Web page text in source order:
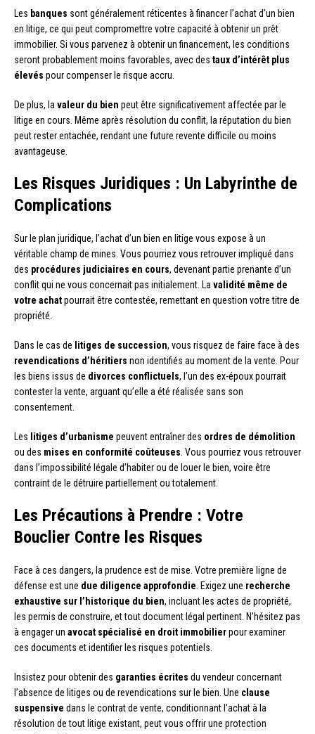
Les banques sont généralement réticentes à financer l’achat d’un bien
en litige, ce qui peut compromettre votre capacité à obtenir un prêt
immobilier. Si vous parvenez à obtenir un financement, les conditions
seront probablement moins favorables, avec des taux d’intérêt plus
élevés pour compenser le risque accru.
De plus, la valeur du bien peut être significativement affectée par le
litige en cours. Même après résolution du conflit, la réputation du bien
peut rester entachée, rendant une future revente difficile ou moins
avantageuse.
Les Risques Juridiques : Un Labyrinthe de
Complications
Sur le plan juridique, l’achat d’un bien en litige vous expose à un
véritable champ de mines. Vous pourriez vous retrouver impliqué dans
des procédures judiciaires en cours, devenant partie prenante d’un
conflit qui ne vous concernait pas initialement. La validité même de
votre achatpourrait être contestée, remettant en question votre titre de
propriété.
Dans le cas de litiges de succession, vous risquez de faire face à des
revendications d’héritiers non identifiés au moment de la vente. Pour
les biens issus de divorces conflictuels, l’un des ex-époux pourrait
contester la vente, arguant qu’elle a été réalisée sans son
consentement.
Les litiges d’urbanisme peuvent entraîner des ordres de démolition
ou des mises en conformité coûteuses . Vous pourriez vous retrouver
dans l’impossibilité légale d’habiter ou de louer le bien, voire être
contraint de le détruire partiellement ou totalement.
Les Précautions à Prendre : Votre
Bouclier Contre les Risques
Face à ces dangers, la prudence est de mise. Votre première ligne de
défense est une due diligence approfondie . Exigez une recherche
exhaustive sur l’historique du bien, incluant les actes de propriété,
les permis de construire, et tout document légal pertinent. N’hésitez pas
à engager un avocat spécialisé en droit immobilierpour examiner
ces documents et identifier les risques potentiels.
Insistez pour obtenir des garanties écrites du vendeur concernant
l’absence de litiges ou de revendications sur le bien. Une clause
suspensive dans le contrat de vente, conditionnant l’achat à la
résolution de tout litige existant, peut vous offrir une protection